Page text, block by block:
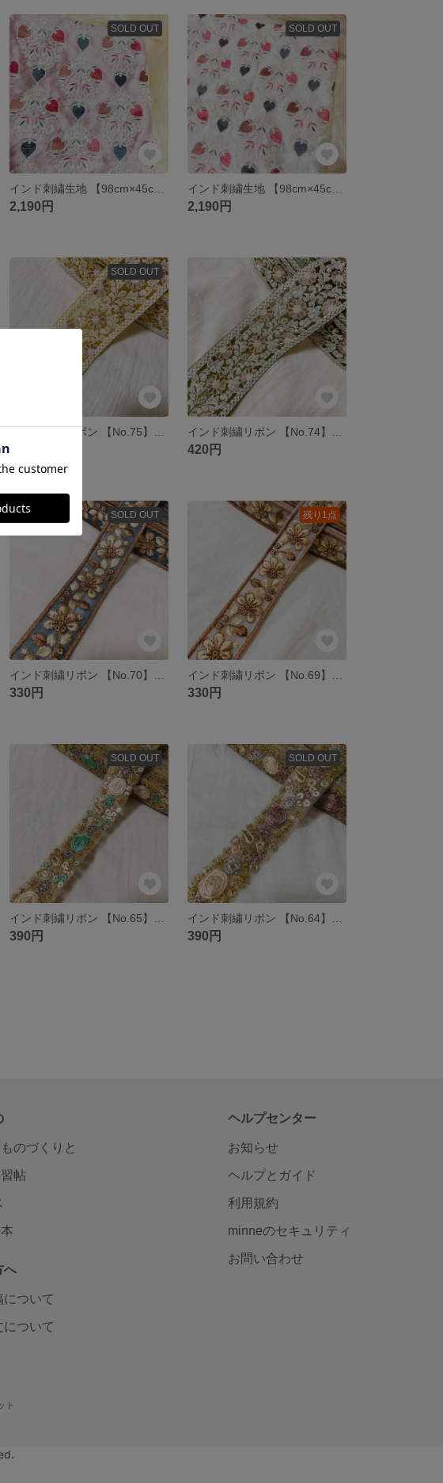
SOLD OUT
2,190円
SOLD OUT
2,190円
SOLD OUT
420円
SOLD OUT
330円
残り1点
330円
SOLD OUT
390円
SOLD OUT
390円
のづくりと
帖
へ
について
について
ヘルプセンター
お知らせ
ヘルプとガイド
利用規約
minneのセキュリティ
お問い合わせ
ト